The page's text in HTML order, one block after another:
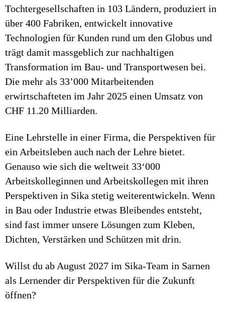
Tochtergesellschaften in 103 Ländern, produziert in
über 400 Fabriken, entwickelt innovative
Technologien für Kunden rund um den Globus und
trägt damit massgeblich zur nachhaltigen
Transformation im Bau- und Transportwesen bei.
Die mehr als 33’000 Mitarbeitenden
erwirtschafteten im Jahr 2025 einen Umsatz von
CHF 11.20 Milliarden.
Eine Lehrstelle in einer Firma, die Perspektiven für
ein Arbeitsleben auch nach der Lehre bietet.
Genauso wie sich die weltweit 33‘000
Arbeitskolleginnen und Arbeitskollegen mit ihren
Perspektiven in Sika stetig weiterentwickeln. Wenn
in Bau oder Industrie etwas Bleibendes entsteht,
sind fast immer unsere Lösungen zum Kleben,
Dichten, Verstärken und Schützen mit drin.
Willst du ab August 2027 im Sika-Team in Sarnen
als Lernender dir Perspektiven für die Zukunft
öffnen?